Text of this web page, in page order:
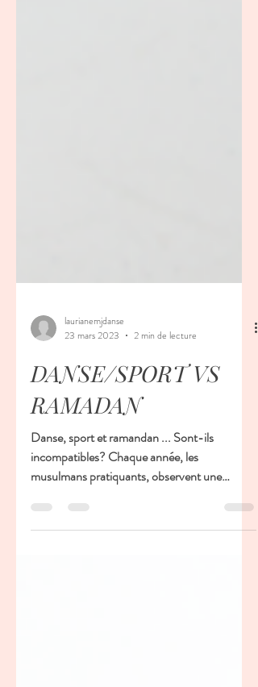
laurianemjdanse
23 mars 2023
2 min de lecture
DANSE/SPORT VS
RAMADAN
Danse, sport et ramandan ... Sont-ils
incompatibles? Chaque année, les
musulmans pratiquants, observent une